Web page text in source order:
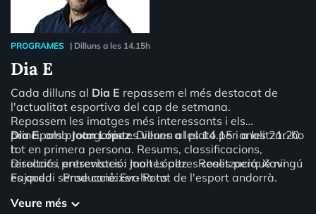
PROGRAMES | Dilluns a les 14.15h
Dia E
Cada dilluns al Dia E repassem el més destacat de
l'actualitat esportiva del cap de setmana.
Repassem les imatges més interessants i els
principals protagonistes venen al plató per analitzar-ho
tot en primera persona. Resums, classificacions,
resultats, entrevistes i moltes altres coses perquè ningú
es quedi sense conèixer-ho tot de l'esport andorrà.
Dia E, ambJoan López. Dilluns a les 14.15 i a les 21.20
h
Direcció i presentació: Joan López Realització: Xavi
Fajardo Producció: Eva Pons
Veure més keyboard_arrow_down